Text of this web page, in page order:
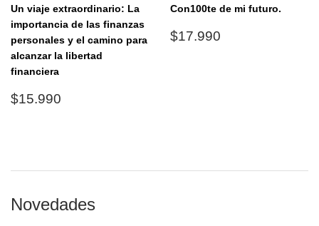
Un viaje extraordinario: La
importancia de las finanzas
personales y el camino para
alcanzar la libertad
financiera
Precio
$15.990
Con100te de mi futuro.
Precio
$17.990
Novedades